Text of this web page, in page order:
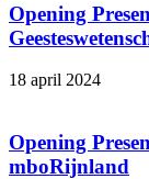
Opening
18 april 2024
Opening
mboRijnland